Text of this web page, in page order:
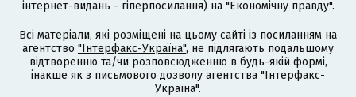
інтернет-видань - гіперпосилання) на "Економічну правду".
Всі матеріали, які розміщені на цьому сайті із посиланням на
агентство "Інтерфакс-Україна", не підлягають подальшому
відтворенню та/чи розповсюдженню в будь-якій формі,
інакше як з письмового дозволу агентства "Інтерфакс-
Україна".